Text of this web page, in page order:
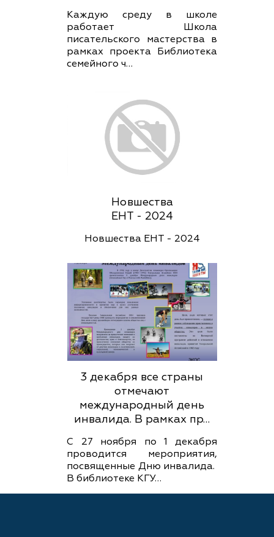
Каждую среду в школе
работает Школа
писательского мастерства в
рамках проекта Библиотека
семейного ч…
Новшества
ЕНТ - 2024
Новшества ЕНТ - 2024
3 декабря все страны
отмечают
международный день
инвалида. В рамках пр…
С 27 ноября по 1 декабря
проводится мероприятия,
посвященные Дню инвалида.
В библиотеке КГУ…